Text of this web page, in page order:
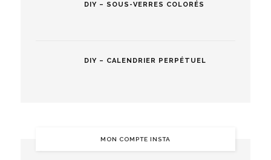
DIY – SOUS-VERRES COLORÉS
DIY – CALENDRIER PERPÉTUEL
MON COMPTE INSTA